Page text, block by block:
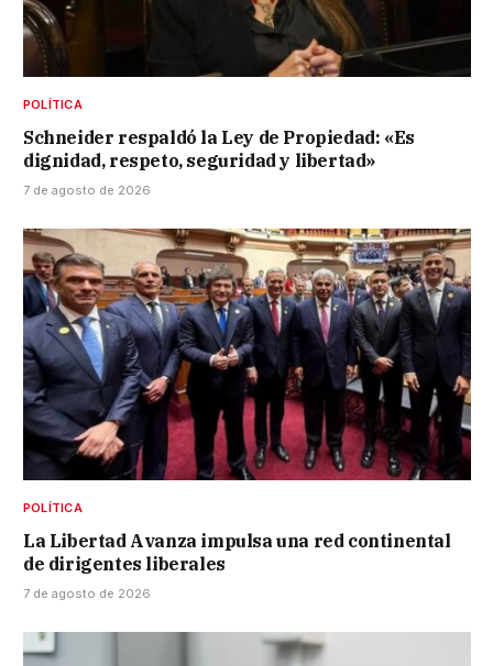
POLÍTICA
Schneider respaldó la Ley de Propiedad: «Es
dignidad, respeto, seguridad y libertad»
7 de agosto de 2026
POLÍTICA
La Libertad Avanza impulsa una red continental
de dirigentes liberales
7 de agosto de 2026